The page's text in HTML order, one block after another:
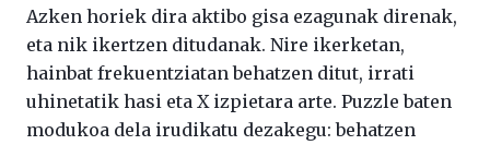
Azken horiek dira aktibo gisa ezagunak direnak,
eta nik ikertzen ditudanak. Nire ikerketan,
hainbat frekuentziatan behatzen ditut, irrati
uhinetatik hasi eta X izpietara arte. Puzzle baten
modukoa dela irudikatu dezakegu: behatzen